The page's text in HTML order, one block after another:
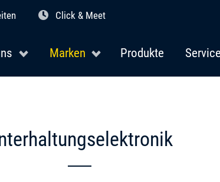
Click & Meet
Marken Produkte Service